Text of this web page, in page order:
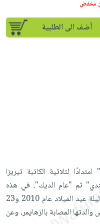
مخفض
أضف الى الطلبية
لثلاثية الكاتبة تيريزا
ثم "عام الديك". في هذه
الرواية، توثّق الكاتبة حياتها اليومية بين ليلة عيد الميلاد عام 2010 و23
مرض والدتها المصابة بالزهايمر، وعن